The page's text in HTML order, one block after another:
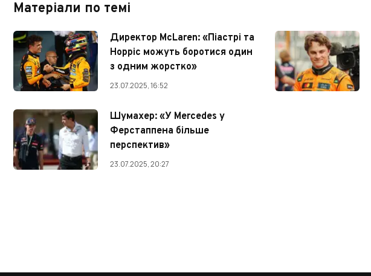
Матеріали по темі
Директор McLaren: «Піастрі та
Норріс можуть боротися один
з одним жорстко»
23.07.2025, 16:52
Шумахер: «У Mercedes у
Ферстаппена більше
перспектив»
23.07.2025, 20:27